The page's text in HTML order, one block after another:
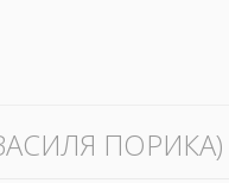
ПОРИКА)